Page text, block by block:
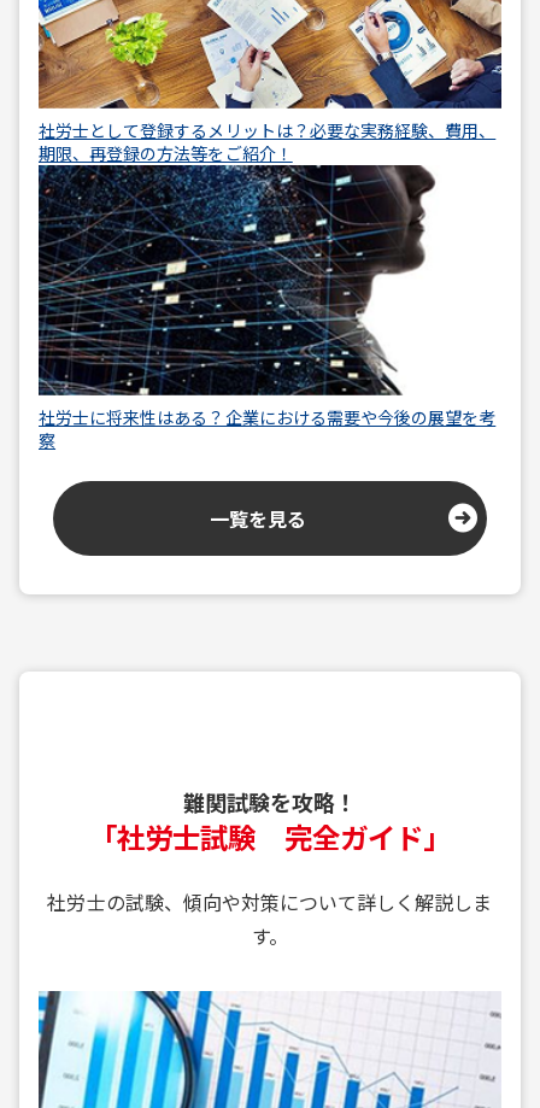
社労士として登録するメリットは？必要な実務経験、費用、
期限、再登録の方法等をご紹介！
社労士に将来性はある？企業における需要や今後の展望を考
察
一覧を見る
難関試験を攻略！
「社労士試験 完全ガイド」
社労士の試験、傾向や対策について詳しく解説しま
す。